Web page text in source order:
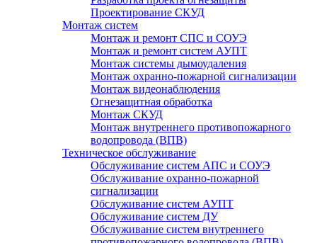
Проектирование СКУД
Монтаж систем
Монтаж и ремонт СПС и СОУЭ
Монтаж и ремонт систем АУПТ
Монтаж системы дымоудаления
Монтаж охранно-пожарной сигнализации
Монтаж видеонаблюдения
Огнезащитная обработка
Монтаж СКУД
Монтаж внутреннего противопожарного
водопровода (ВПВ)
Техническое обслуживание
Обслуживание систем АПС и СОУЭ
Обслуживание охранно-пожарной
сигнализации
Обслуживание систем АУПТ
Обслуживание систем ДУ
Обслуживание систем внутреннего